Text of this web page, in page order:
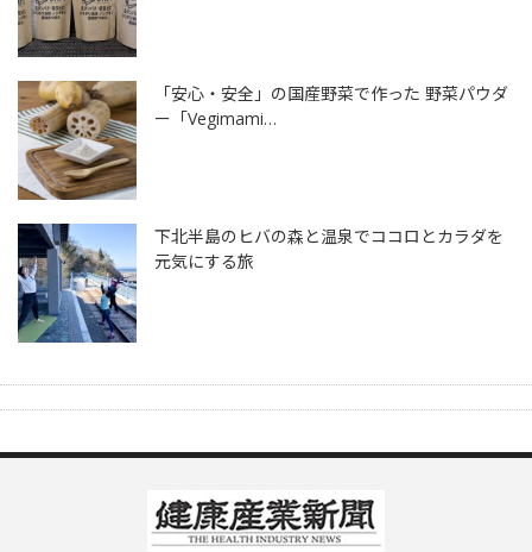
「安心・安全」の国産野菜で作った 野菜パウダ
ー「Vegimami…
下北半島のヒバの森と温泉でココロとカラダを
元気にする旅